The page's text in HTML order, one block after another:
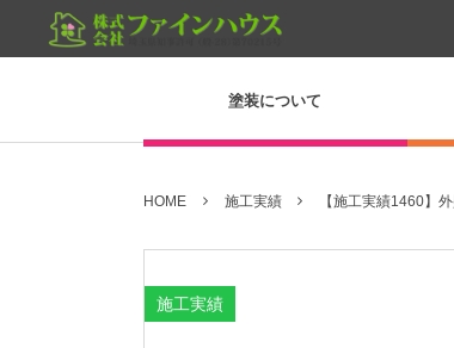
塗装について
HOME 施工実績 【施工実績1460】
施工実績